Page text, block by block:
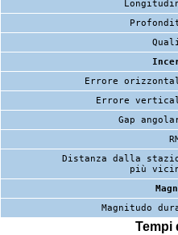
Errore
Errore
Gap
Distanza dalla
più
Magnitudo
Tempi